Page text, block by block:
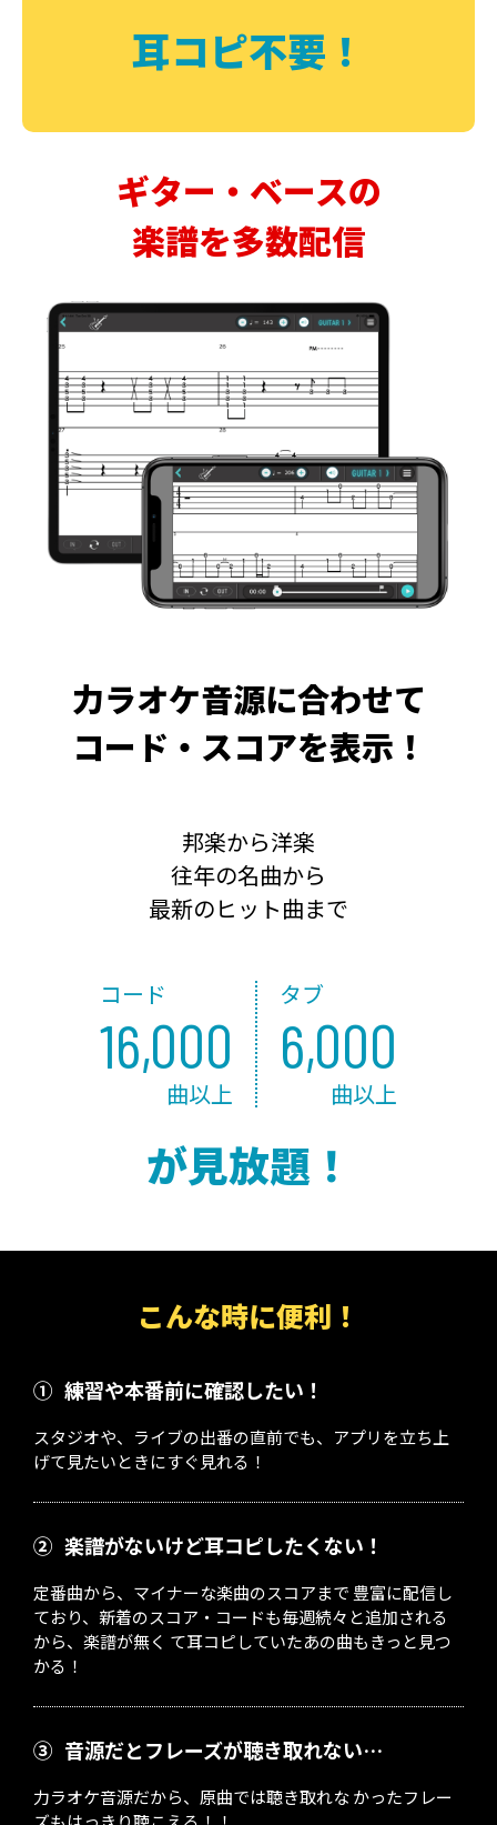
耳コピ不要！
ギター・ベースの
楽譜を多数配信
力ラオケ音源に合わせて
コード・スコアを表示！
邦楽から洋楽
往年の名曲から
最新のヒット曲まで
コード
16,000
曲以上
タブ
6,000
曲以上
が見放題！
こんな時に便利！
① 練習や本番前に確認したい！
スタジオや、ライブの出番の直前でも、アプリを立ち上
げて見たいときにすぐ見れる！
② 楽譜がないけど耳コピしたくない！
定番曲から、マイナーな楽曲のスコアまで 豊富に配信し
ており、新着のスコア・コードも毎週続々と追加される
から、楽譜が無く て耳コピしていたあの曲もきっと見つ
かる！
③ 音源だとフレーズが聴き取れない…
力ラオケ音源だから、原曲では聴き取れな かったフレー